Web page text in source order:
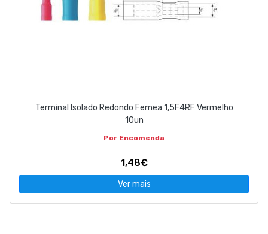
Terminal Isolado Redondo Femea 1,5F4RF Vermelho
10un
Por Encomenda
1,48€
Ver mais